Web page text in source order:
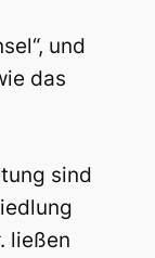
und
das
sind
ließen